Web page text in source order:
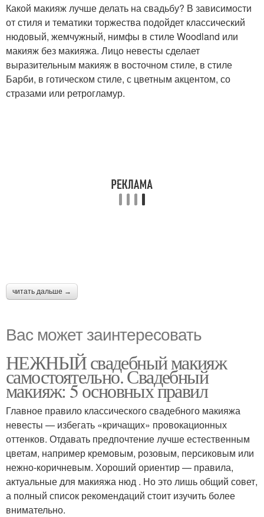
Какой макияж лучше делать на свадьбу? В зависимости
от стиля и тематики торжества подойдет классический
нюдовый, жемчужный, нимфы в стиле Woodland или
макияж без макияжа. Лицо невесты сделает
выразительным макияж в восточном стиле, в стиле
Барби, в готическом стиле, с цветным акцентом, со
стразами или ретрогламур.
читать дальше →
Вас может заинтересовать
НЕЖНЫЙ свадебный макияж
самостоятельно. Свадебный
макияж: 5 основных правил
Главное правило классического свадебного макияжа
невесты — избегать «кричащих» провокационных
оттенков. Отдавать предпочтение лучше естественным
цветам, например кремовым, розовым, персиковым или
нежно-коричневым. Хороший ориентир — правила,
актуальные для макияжа нюд . Но это лишь общий совет,
а полный список рекомендаций стоит изучить более
внимательно.